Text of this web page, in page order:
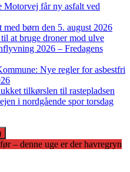
Motorvej får ny asfalt ved
børn den 5. august 2026
at bruge droner mod ulve
2026 – Fredagens
Nye regler for asbestfri
tilkørslen til rastepladsen
i nordgående spor torsdag
– denne uge er der havregryn